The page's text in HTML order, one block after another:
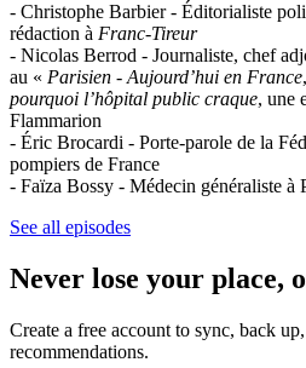
- Christophe Barbier - Éditorialiste
rédaction à Franc-Tireur
- Nicolas Berrod - Journaliste, chef
au « Parisien - Aujourd’hui en France
pourquoi l’hôpital public craque, une
Flammarion
- Éric Brocardi - Porte-parole de la
pompiers de France
- Faïza Bossy - Médecin généraliste à
See all episodes
Never lose your place,
Create a free account to sync, back
recommendations.